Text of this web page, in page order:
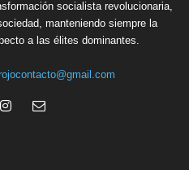
socialista revolucionaria,
manteniendo siempre la
a las élites dominantes.